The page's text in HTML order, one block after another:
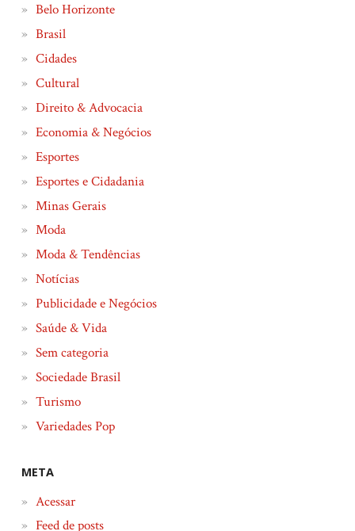
Belo Horizonte
Brasil
Cidades
Cultural
Direito & Advocacia
Economia & Negócios
Esportes
Esportes e Cidadania
Minas Gerais
Moda
Moda & Tendências
Notícias
Publicidade e Negócios
Saúde & Vida
Sem categoria
Sociedade Brasil
Turismo
Variedades Pop
META
Acessar
Feed de posts